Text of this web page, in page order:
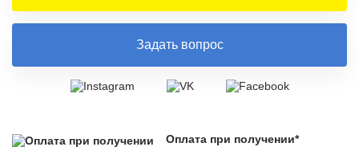
Задать вопрос
Оплата при получении*